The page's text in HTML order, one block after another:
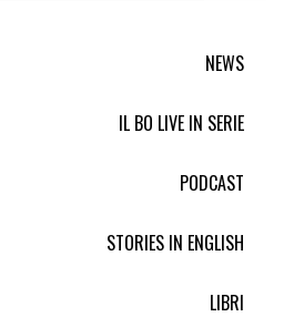
NEWS
IL BO LIVE IN SERIE
PODCAST
STORIES IN ENGLISH
LIBRI